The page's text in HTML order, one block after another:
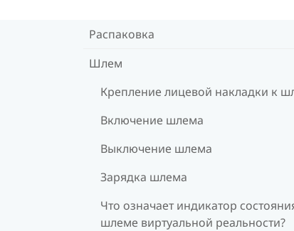
Распаковка
Шлем
Крепление лицевой накладки к
Включение шлема
Выключение шлема
Зарядка шлема
Что означает индикатор
шлеме виртуальной реальности?